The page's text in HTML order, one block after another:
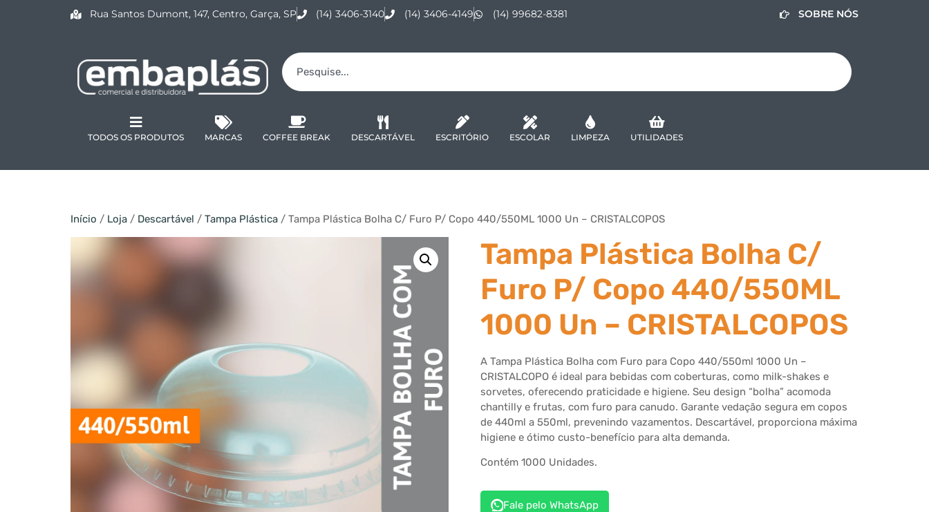
Rua Santos Dumont, 147, Centro, Garça, SP (14) 3406-3140 (14) 3406-4149 (14) 99682-8381 SOBRE NÓS
TODOS OS PRODUTOS MARCAS COFFEE BREAK DESCARTÁVEL ESCRITÓRIO ESCOLAR LIMPEZA UTILIDADES
Início / Loja / Descartável / Tampa Plástica / Tampa Plástica Bolha C/ Furo P/ Copo 440/550ML 1000 Un – CRISTALCOPOS
Tampa Plástica Bolha C/
Furo P/ Copo 440/550ML
1000 Un – CRISTALCOPOS
A Tampa Plástica Bolha com Furo para Copo 440/550ml 1000 Un –
CRISTALCOPO é ideal para bebidas com coberturas, como milk-shakes e
sorvetes, oferecendo praticidade e higiene. Seu design “bolha” acomoda
chantilly e frutas, com furo para canudo. Garante vedação segura em copos
de 440ml a 550ml, prevenindo vazamentos. Descartável, proporciona máxima
higiene e ótimo custo-benefício para alta demanda.
Contém 1000 Unidades.
Fale pelo WhatsApp